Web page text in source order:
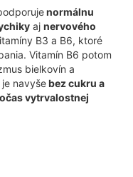
normálnu
aj nervového
B3 a B6, ktoré
Vitamín B6 potom
bielkovín a
navyšebez cukru a
vytrvalostnej